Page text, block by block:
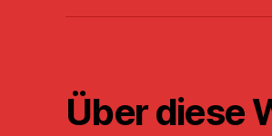
Über diese